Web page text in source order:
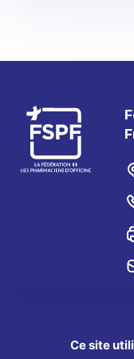
Ce site
®2025 FSPF – Tous